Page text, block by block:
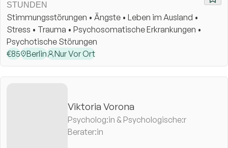
STUNDEN
Stimmungsstörungen • Ängste • Leben im Ausland •
Stress • Trauma • Psychosomatische Erkrankungen •
Psychotische Störungen
€85 Berlin Nur Vor Ort
Viktoria Vorona
Psycholog:in & Psychologische:r
Berater:in